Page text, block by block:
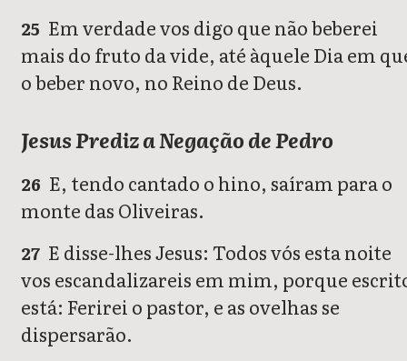
25 Em verdade vos digo que não beberei
mais do fruto da vide, até àquele Dia em
o beber novo, no Reino de Deus.
Jesus Prediz a Negação de Pedro
26 E, tendo cantado o hino, saíram para o
monte das Oliveiras.
27 E disse-lhes Jesus: Todos vós esta noite
vos escandalizareis em mim, porque
está: Ferirei o pastor, e as ovelhas se
dispersarão.